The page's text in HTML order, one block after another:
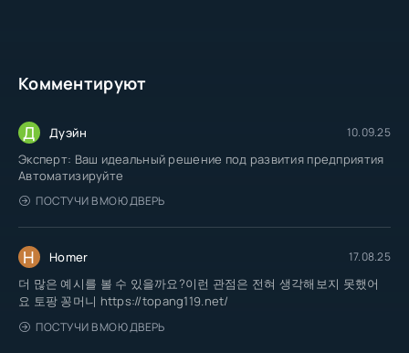
Комментируют
Д Дуэйн 10.09.25
Эксперт: Ваш идеальный решение под развития предприятия
Автоматизируйте
ПОСТУЧИ В МОЮ ДВЕРЬ
H Homer 17.08.25
더 많은 예시를 볼 수 있을까요?이런 관점은 전혀 생각해보지 못했어
요 토팡 꽁머니 https://topang119.net/
ПОСТУЧИ В МОЮ ДВЕРЬ